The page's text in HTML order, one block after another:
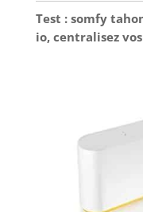
Test : somfy
io, centralisez